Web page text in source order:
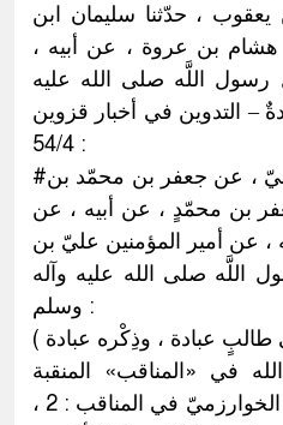
، حدّثنا سليمان ابن
هشام بن عروة ، عن أبيه ،
اللَّه صلى الله عليه
– التدوين في أخبار قزوين
: 54/4
#روى محمّد بن زكريّا الغلابيّ ، عن جعفر بن محمّد بن
بن محمّدٍ ، عن أبيه ، عن
عن أمير المؤمنين عليّ بن
اللَّه صلى الله عليه وآله
وسلم :
في «المناقب» المنقبة
المائة / 163؛ ومن طريقه الخوارزميّ في المناقب : 2 ،